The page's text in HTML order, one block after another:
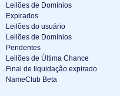
Leilões de Domínios
Expirados
Leilões do usuário
Leilões de Domínios
Pendentes
Leilões de Última Chance
Final de liquidação expirado
NameClub Beta